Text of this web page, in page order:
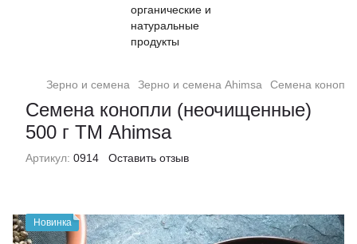
Зерно и семена Зерно и семена Ahimsa Семена
Семена конопли (неочищенные)
500 г ТМ Ahimsa
Артикул: 0914 Оставить отзыв
Новинка